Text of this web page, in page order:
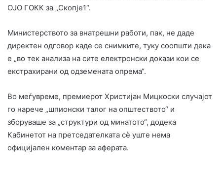
ОЈО ГОКК за „Скопје1“.
Министерството за внатрешни работи, пак, не даде
директен одговор каде се снимките, туку соопшти дека
е „во тек анализа на сите електронски докази кои се
екстрахирани од одземената опрема“.
Во меѓувреме, премиерот Христијан Мицкоски случајот
го нарече „шпионски талог на општеството“ и
зборуваше за „структури од минатото“, додека
Кабинетот на претседателката сѐ уште нема
официјален коментар за аферата.